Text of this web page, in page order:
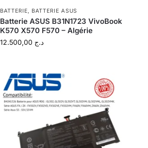
BATTERIE, BATTERIE ASUS
Batterie ASUS B31N1723 VivoBook
K570 X570 F570 – Algérie
د.ج